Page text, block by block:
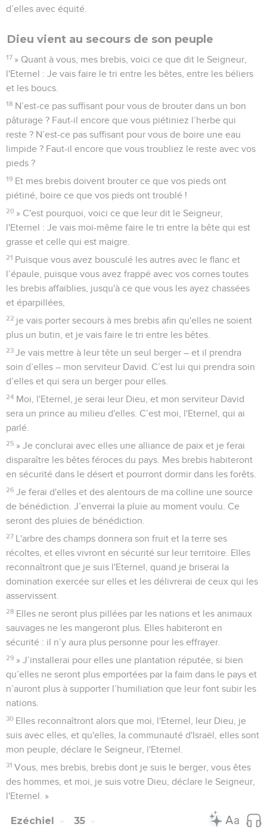
d’elles avec équité.
Dieu vient au secours de son peuple
17 » Quant à vous, mes brebis, voici ce que dit le Seigneur,
l'Eternel : Je vais faire le tri entre les bêtes, entre les béliers
et les boucs.
18 N’est-ce pas suffisant pour vous de brouter dans un bon
pâturage ? Faut-il encore que vous piétiniez l’herbe qui
reste ? N’est-ce pas suffisant pour vous de boire une eau
limpide ? Faut-il encore que vous troubliez le reste avec vos
pieds ?
19 Et mes brebis doivent brouter ce que vos pieds ont
piétiné, boire ce que vos pieds ont troublé !
20 » C'est pourquoi, voici ce que leur dit le Seigneur,
l'Eternel : Je vais moi-même faire le tri entre la bête qui est
grasse et celle qui est maigre.
21 Puisque vous avez bousculé les autres avec le flanc et
l’épaule, puisque vous avez frappé avec vos cornes toutes
les brebis affaiblies, jusqu'à ce que vous les ayez chassées
et éparpillées,
22 je vais porter secours à mes brebis afin qu'elles ne soient
plus un butin, et je vais faire le tri entre les bêtes.
23 Je vais mettre à leur tête un seul berger – et il prendra
soin d’elles – mon serviteur David. C’est lui qui prendra soin
d’elles et qui sera un berger pour elles.
24 Moi, l'Eternel, je serai leur Dieu, et mon serviteur David
sera un prince au milieu d'elles. C’est moi, l'Eternel, qui ai
parlé.
25 » Je conclurai avec elles une alliance de paix et je ferai
disparaître les bêtes féroces du pays. Mes brebis habiteront
en sécurité dans le désert et pourront dormir dans les forêts.
26 Je ferai d'elles et des alentours de ma colline une source
de bénédiction. J’enverrai la pluie au moment voulu. Ce
seront des pluies de bénédiction.
27 L'arbre des champs donnera son fruit et la terre ses
récoltes, et elles vivront en sécurité sur leur territoire. Elles
reconnaîtront que je suis l'Eternel, quand je briserai la
domination exercée sur elles et les délivrerai de ceux qui les
asservissent.
28 Elles ne seront plus pillées par les nations et les animaux
sauvages ne les mangeront plus. Elles habiteront en
sécurité : il n’y aura plus personne pour les effrayer.
29 » J’installerai pour elles une plantation réputée, si bien
qu’elles ne seront plus emportées par la faim dans le pays et
n’auront plus à supporter l’humiliation que leur font subir les
nations.
30 Elles reconnaîtront alors que moi, l'Eternel, leur Dieu, je
suis avec elles, et qu'elles, la communauté d'Israël, elles sont
mon peuple, déclare le Seigneur, l'Eternel.
31 Vous, mes brebis, brebis dont je suis le berger, vous êtes
des hommes, et moi, je suis votre Dieu, déclare le Seigneur,
l'Eternel. »
Ezéchiel 35